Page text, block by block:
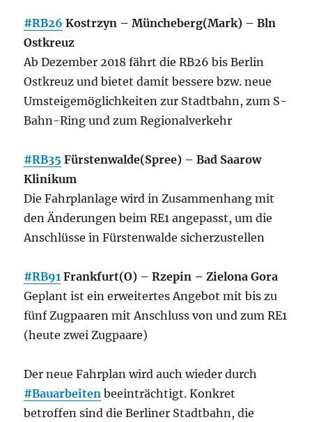
#RB26 Kostrzyn – Müncheberg(Mark) – Bln
Ostkreuz
Ab Dezember 2018 fährt die RB26 bis Berlin
Ostkreuz und bietet damit bessere bzw. neue
Umsteigemöglichkeiten zur Stadtbahn, zum S-
Bahn-Ring und zum Regionalverkehr
#RB35 Fürstenwalde(Spree) – Bad Saarow
Klinikum
Die Fahrplanlage wird in Zusammenhang mit
den Änderungen beim RE1 angepasst, um die
Anschlüsse in Fürstenwalde sicherzustellen
#RB91 Frankfurt(O) – Rzepin – Zielona Gora
Geplant ist ein erweitertes Angebot mit bis zu
fünf Zugpaaren mit Anschluss von und zum RE1
(heute zwei Zugpaare)
Der neue Fahrplan wird auch wieder durch
#Bauarbeiten beeinträchtigt. Konkret
betroffen sind die Berliner Stadtbahn, die